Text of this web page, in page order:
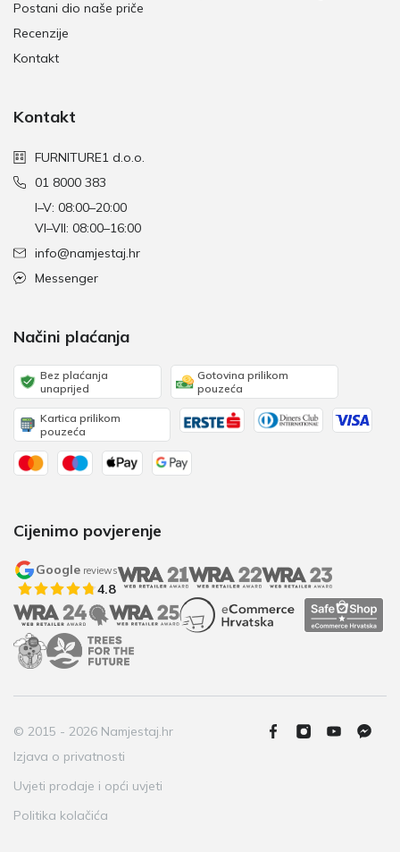
Postani dio naše priče
Recenzije
Kontakt
Kontakt
FURNITURE1 d.o.o.
01 8000 383
I–V: 08:00–20:00
VI–VII: 08:00–16:00
info@namjestaj.hr
Messenger
Načini plaćanja
Bez plaćanja
unaprijed
Gotovina prilikom
pouzeća
Kartica prilikom
pouzeća
Cijenimo povjerenje
Google reviews
4.8
© 2015 - 2026 Namjestaj.hr
Izjava o privatnosti
Uvjeti prodaje i opći uvjeti
Politika kolačića